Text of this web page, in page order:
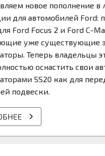
новое пополнение в
для автомобилей Ford:
Ford Focus 2 и Ford C-
уже существующие
Теперь владельцы
оснастить свои
SS20 как для
подвески.